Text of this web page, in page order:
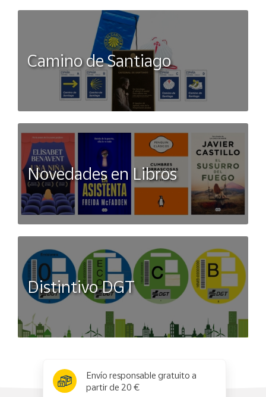
Camino de Santiago
Novedades en Libros
Distintivo DGT
Envío responsable gratuito a
partir de 20 €